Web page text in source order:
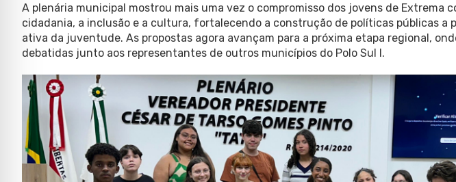
A plenária municipal mostrou mais uma vez o compromisso dos jovens de Extrema
cidadania, a inclusão e a cultura, fortalecendo a construção de políticas públicas a
ativa da juventude. As propostas agora avançam para a próxima etapa regional,
debatidas junto aos representantes de outros municípios do Polo Sul I.